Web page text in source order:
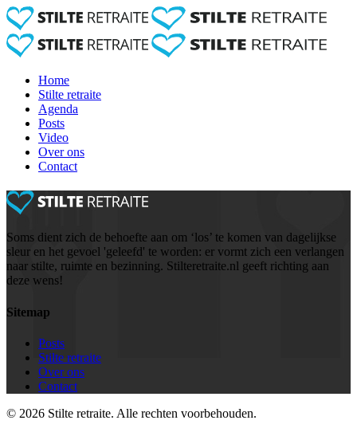
Home
Stilte retraite
Agenda
Posts
Video
Over ons
Contact
Soms dient zich de behoefte aan om ‘los’ te komen van dagelijkse
sleur en het gevoel 'geleefd' te worden: er vormt zich een verlangen
naar stilte, ruimte en bezinning. Stilteretraite.nl geeft richting aan
deze wens!
Sitemap
Posts
Stilte retraite
Over ons
Contact
© 2026 Stilte retraite. Alle rechten voorbehouden.